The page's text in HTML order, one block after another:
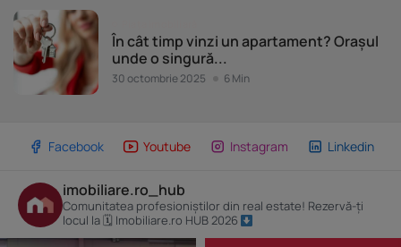
În cât timp vinzi un apartament? Orașul
unde o singură...
30 octombrie 2025 6 Min
Facebook Youtube Instagram Linkedin
imobiliare.ro_hub
Comunitatea profesioniștilor din real estate! Rezervă-ți
locul la 🗓 Imobiliare.ro HUB 2026